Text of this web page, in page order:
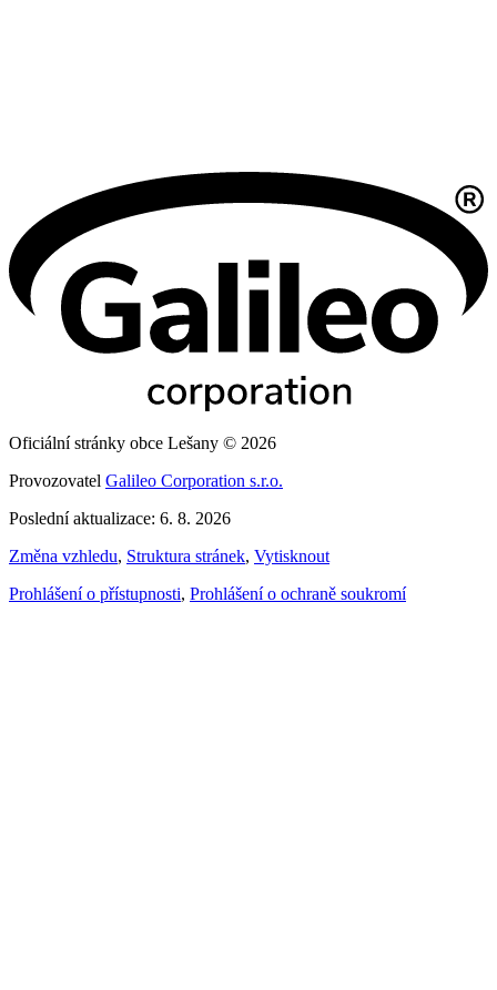
Oficiální stránky obce Lešany © 2026
Provozovatel Galileo Corporation s.r.o.
Poslední aktualizace: 6. 8. 2026
Změna vzhledu, Struktura stránek, Vytisknout
Prohlášení o přístupnosti, Prohlášení o ochraně soukromí